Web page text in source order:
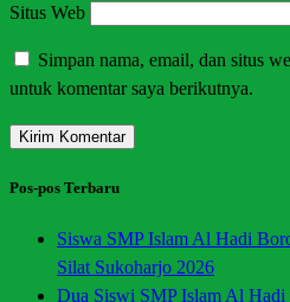
Situs Web
Simpan nama, email, dan situs
untuk komentar saya berikutnya.
Pos-pos Terbaru
Siswa SMP Islam Al Hadi
Silat Sukoharjo 2026
Dua Siswi SMP Islam Al Hadi